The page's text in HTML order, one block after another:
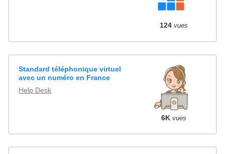
124 vues
Standard téléphonique virtuel
avec un numéro en France
Help Desk
6K vues